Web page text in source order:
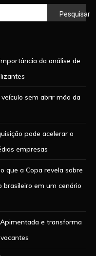
Pesquisar
da análise de
sem abrir mão da
pode acelerar o
empresas
que a Copa revela sobre
em um cenário
e transforma